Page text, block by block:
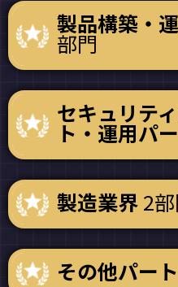
製品構築・
部門
セキュリテ
ト・運用パ
製造業界2
その他パー